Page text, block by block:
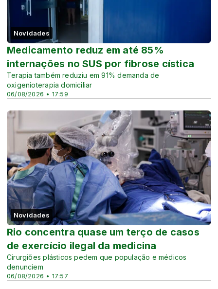
Novidades
06/08/2026 • 17:59
Medicamento reduz em até 85%
internações no SUS por fibrose cística
Terapia também reduziu em 91% demanda de
oxigenioterapia domiciliar
Novidades
06/08/2026 • 17:57
Rio concentra quase um terço de casos
de exercício ilegal da medicina
Cirurgiões plásticos pedem que população e médicos
denunciem